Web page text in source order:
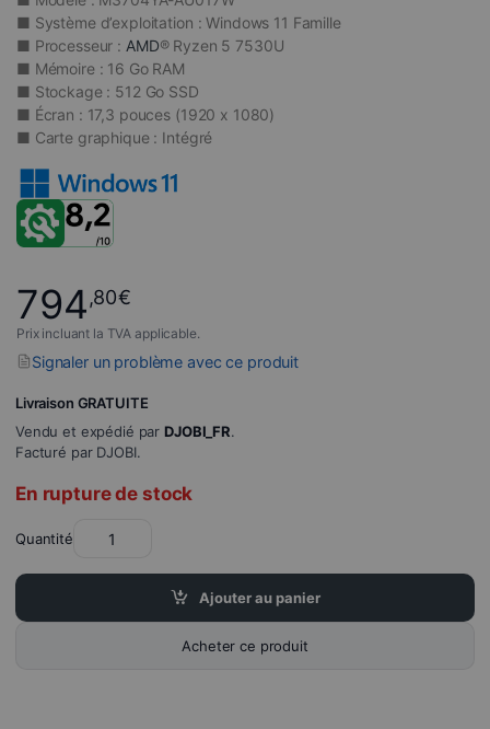
■ Système d’exploitation : Windows 11 Famille
■ Processeur : AMD® Ryzen 5 7530U
■ Mémoire : 16 Go RAM
■ Stockage : 512 Go SSD
■ Écran : 17,3 pouces (1920 x 1080)
■ Carte graphique : Intégré
794,80€
Prix incluant la TVA applicable.
Signaler un problème avec ce produit
Livraison GRATUITE
Vendu et expédié parDJOBI_FR.
Facturé par DJOBI.
En rupture de stock
Quantité
Ajouter au panier
Acheter ce produit